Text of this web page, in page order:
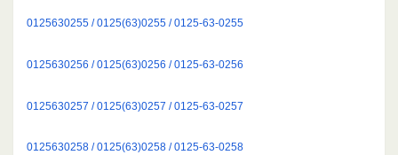
0125630255 / 0125(63)0255 / 0125-63-0255
0125630256 / 0125(63)0256 / 0125-63-0256
0125630257 / 0125(63)0257 / 0125-63-0257
0125630258 / 0125(63)0258 / 0125-63-0258